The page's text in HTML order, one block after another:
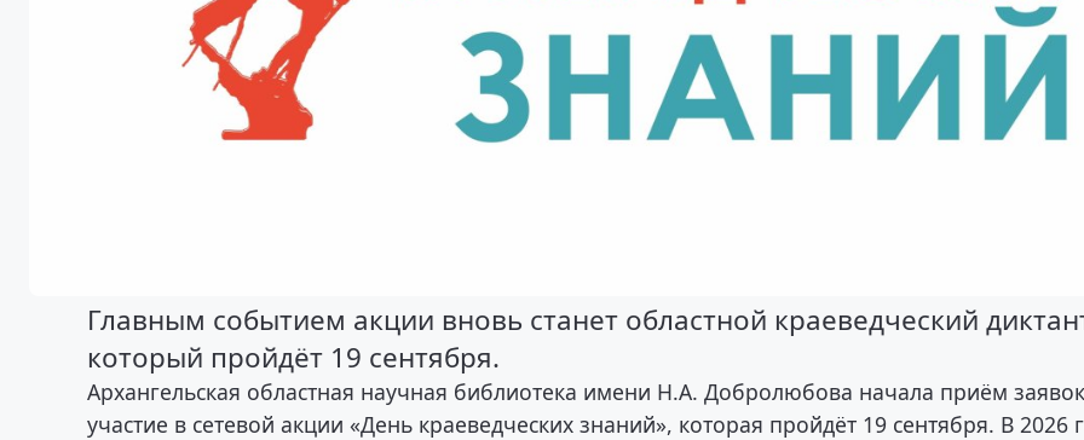
Главным событием акции вновь станет областной краеведческий
который пройдёт 19 сентября.
Архангельская областная научная библиотека имени Н.А. Добролюбова начала приём
участие в сетевой акции «День краеведческих знаний», которая пройдёт 19 сентября. В 2026